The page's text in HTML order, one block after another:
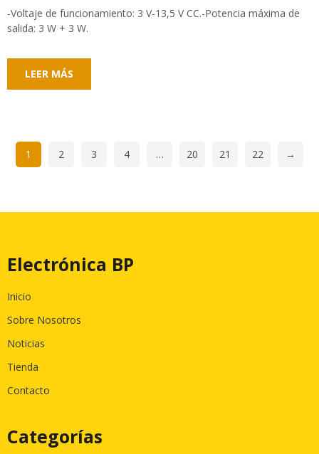
-Voltaje de funcionamiento: 3 V-13,5 V CC.-Potencia máxima de
salida: 3 W + 3 W.
LEER MÁS
1 2 3 4 … 20 21 22 →
Electrónica BP
Inicio
Sobre Nosotros
Noticias
Tienda
Contacto
Categorías